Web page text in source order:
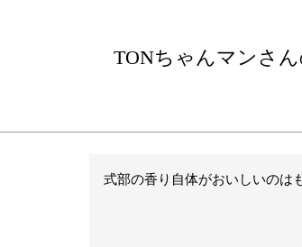
TONちゃんマンさ
式部の香り自体がおいしいのは